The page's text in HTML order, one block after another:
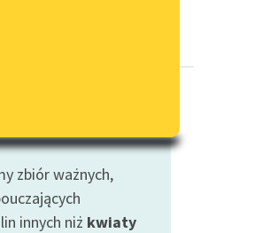
dostępności
zbiór ważnych,
innych niż kwiaty